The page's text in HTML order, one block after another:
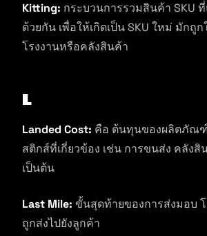
Kitting: กระบวนการรวมสินค้า SKU
ด้วยกัน เพื่อให้เกิดเป็น SKU ใหม่ มักถู
โรงงานหรือคลังสินค้า
L
Landed Cost: คือ ต้นทุนของผลิตภัณ
สติกส์ที่เกี่ยวข้อง เช่น การขนส่ง คลังสิ
เป็นต้น
Last Mile: ขั้นสุดท้ายของการส่งมอบ
ถูกส่งไปยังลูกค้า